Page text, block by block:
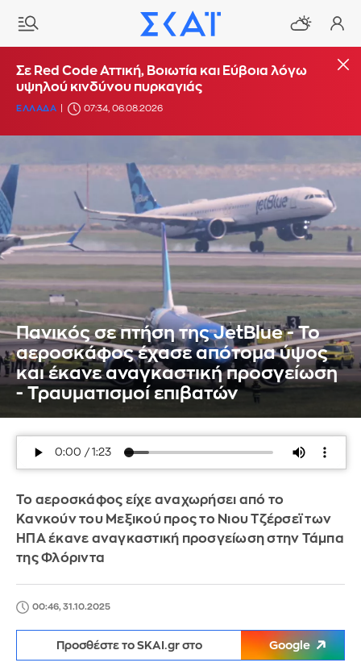
Σε Red Code Αττική, Βοιωτία και Εύβοια λόγω
υψηλού κινδύνου πυρκαγιάς
ΕΛΛΑΔΑ 07:34, 06.08.2026
Πανικός σε πτήση της JetBlue - Το
αεροσκάφος έχασε απότομα ύψος
και έκανε αναγκαστική προσγείωση
- Τραυματισμοί επιβατών
Το αεροσκάφος είχε αναχωρήσει από το
Κανκούν του Μεξικού προς το Νιου Τζέρσεϊ των
ΗΠΑ έκανε αναγκαστική προσγείωση στην Τάμπα
της Φλόριντα
00:46, 31.10.2025
Προσθέστε το SKAI.gr στο Google